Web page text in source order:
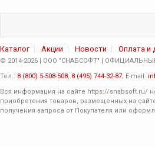
Каталог Акции Новости Оплата и
© 2014-2026 | ООО "СНАБСОФТ" | ОФИЦИАЛЬНЫЙ
Тел.: 8 (800) 5-508-508, 8 (495) 744-32-87; E-mail:
Вся информация на сайте https://snabsoft.ru/
приобретения товаров, размещенных на
получения запроса от Покупателя или